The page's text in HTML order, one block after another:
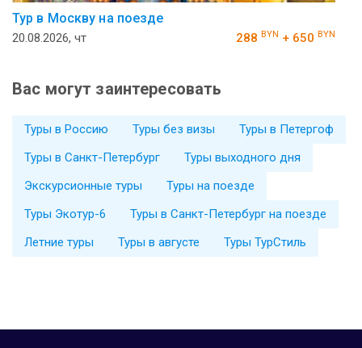
Тур в Москву на поезде
20.08.2026, чт 288 BYN + 650 BYN
Вас могут заинтересовать
Туры в Россию Туры без визы
Туры в Петергоф
Туры в Санкт-Петербург
Туры выходного дня
Экскурсионные туры
Туры на поезде
Туры Экотур-6
Туры в Санкт-Петербург на поезде
Летние туры
Туры в августе Туры ТурСтиль